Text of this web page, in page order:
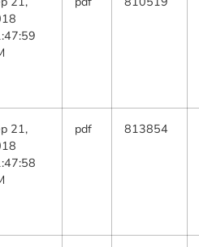
21,
pdf 813854